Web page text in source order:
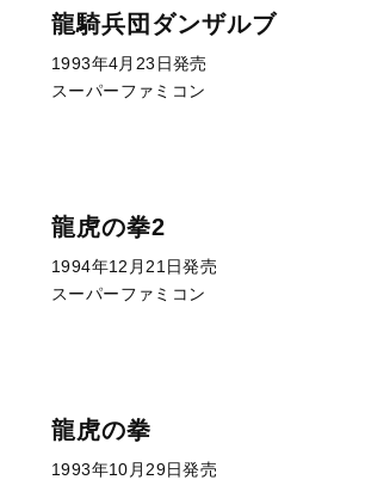
龍騎兵団ダンザルブ
1993年4月23日発売
スーパーファミコン
龍虎の拳2
1994年12月21日発売
スーパーファミコン
龍虎の拳
1993年10月29日発売